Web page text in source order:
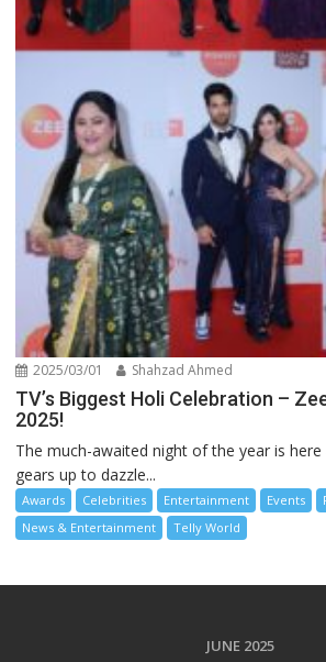
2025/03/01 Shahzad Ahmed
TV’s Biggest Holi Celebration –
2025!
The much-awaited night of the year is here
gears up to dazzle...
Awards Celebrities Entertainment Events
News & Entertainment
Telly World
JUNE 2025